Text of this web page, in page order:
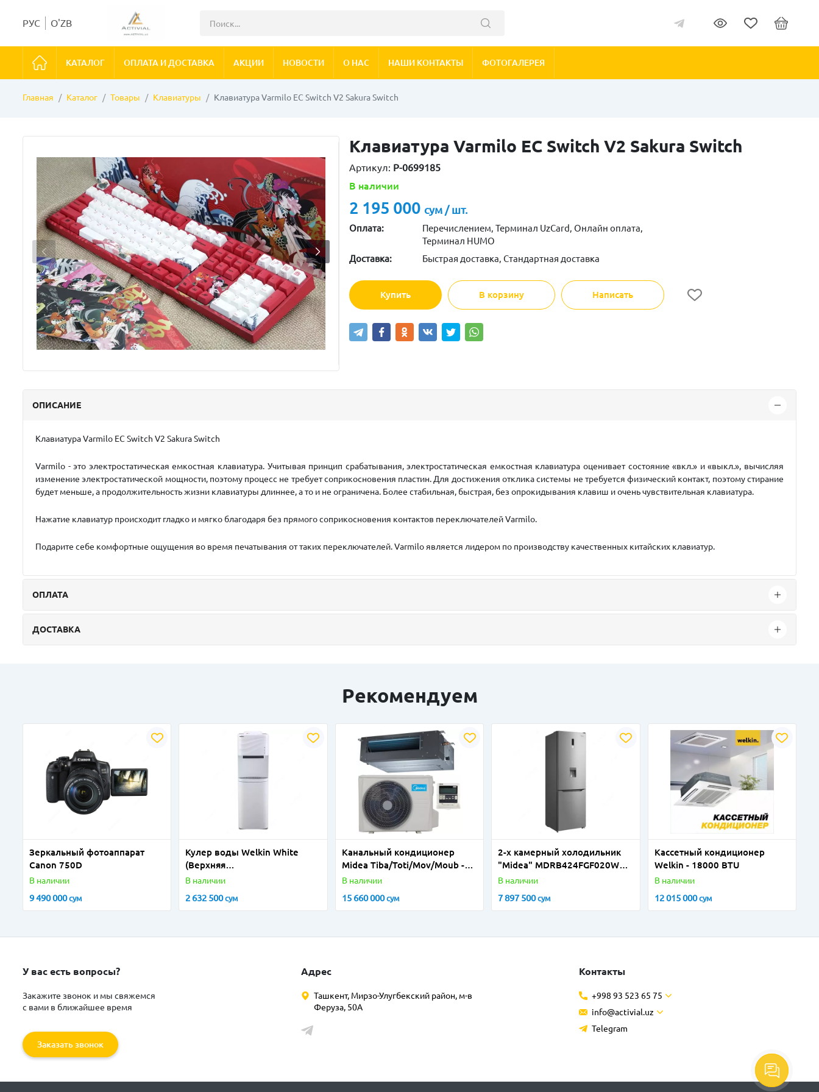
РУС O'ZB
КАТАЛОГ ОПЛАТА И ДОСТАВКА АКЦИИ НОВОСТИ О НАС НАШИ КОНТАКТЫ ФОТОГАЛЕРЕЯ
Главная Каталог Товары Клавиатуры Клавиатура Varmilo EC Switch V2 Sakura Switch
Клавиатура Varmilo EC Switch V2 Sakura Switch
Артикул: P-0699185
В наличии
2 195 000 сум / шт.
Оплата:
Перечислением, Терминал UzCard, Онлайн оплата,
Терминал HUMO
Доставка:
Быстрая доставка, Стандартная доставка
Купить В корзину Написать
ОПИСАНИЕ
Клавиатура Varmilo EC Switch V2 Sakura Switch
Varmilo - это электростатическая емкостная клавиатура. Учитывая принцип срабатывания, электростатическая емкостная клавиатура оценивает состояние «вкл.» и «выкл.», вычисляя
изменение электростатической мощности, поэтому процесс не требует соприкосновения пластин. Для достижения отклика системы не требуется физический контакт, поэтому стирание
будет меньше, а продолжительность жизни клавиатуры длиннее, а то и не ограничена. Более стабильная, быстрая, без опрокидывания клавиш и очень чувствительная клавиатура.
Нажатие клавиатур происходит гладко и мягко благодаря без прямого соприкосновения контактов переключателей Varmilo.
Подарите себе комфортные ощущения во время печатывания от таких переключателей. Varmilo является лидером по производству качественных китайских клавиатур.
ОПЛАТА
ДОСТАВКА
Рекомендуем
Зеркальный фотоаппарат
Canon 750D
В наличии
9 490 000сум
Кулер воды Welkin White
(Верхняя
загрузка+холодильник)
В наличии
2 632 500сум
Канальный кондиционер
Midea Tiba/Toti/Mov/Moub -
24
В наличии
15 660 000сум
2-х камерный холодильник
"Мidea" MDRВ424FGF020W
(Стальной)
В наличии
7 897 500сум
Кассетный кондиционер
Welkin - 18000 BTU
В наличии
12 015 000сум
У вас есть вопросы?
Закажите звонок и мы свяжемся
с вами в ближайшее время
Заказать звонок
Адрес
Ташкент, Мирзо-Улугбекский район, м-в
Феруза, 50А
Контакты
+998 93 523 65 75
info@activial.uz
Telegram